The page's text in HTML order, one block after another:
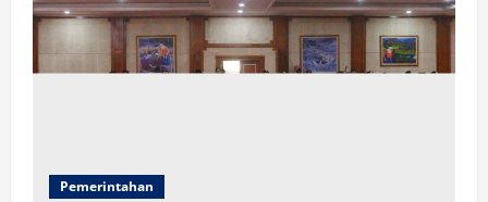
Pemerintahan